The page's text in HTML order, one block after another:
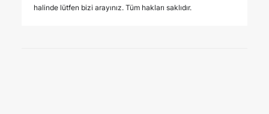
halinde lütfen bizi arayınız. Tüm hakları saklıdır.